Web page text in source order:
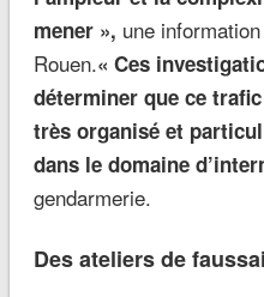
mener », une
Rouen.« Ces
déterminer que ce
très organisé et
dans le domaine
gendarmerie.
Des ateliers de